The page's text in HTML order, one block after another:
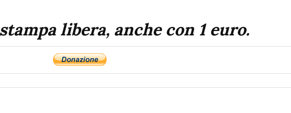
libera, anche con 1 euro.